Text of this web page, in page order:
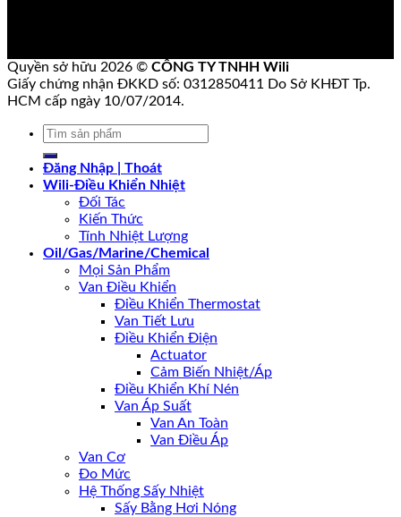
Quyền sở hữu 2026 © CÔNG TY TNHH Wili
Giấy chứng nhận ĐKKD số: 0312850411 Do Sở KHĐT Tp.
HCM cấp ngày 10/07/2014.
Tìm
Đăng Nhập | Thoát
Wili-Điều Khiển Nhiệt
Đối Tác
Kiến Thức
Tính Nhiệt Lượng
Oil/Gas/Marine/Chemical
Mọi Sản Phẩm
Van Điều Khiển
Điều Khiển Thermostat
Van Tiết Lưu
Điều Khiển Điện
Actuator
Cảm Biến Nhiệt/Áp
Điều Khiển Khí Nén
Van Áp Suất
Van An Toàn
Van Điều Áp
Van Cơ
Đo Mức
Hệ Thống Sấy Nhiệt
Sấy Bằng Hơi Nóng